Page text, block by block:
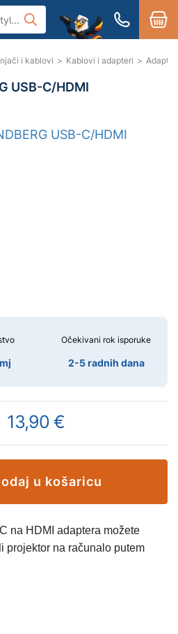
i kablovi > Kablovi i adapteri >
na HDMI adaptera možete
projektor na računalo putem
USB-C/HDMI
Očekivani rok isporuke
2-5 radnih dana
13,90 €
u košaricu